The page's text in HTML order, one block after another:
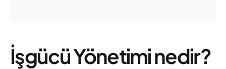
İşgücü Yönetimi nedir?